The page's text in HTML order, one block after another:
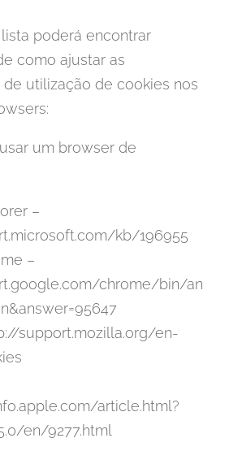
poderá encontrar
como ajustar as
utilização de cookies nos
um browser de
–
kb/196955
–
chrome/bin/an
support.mozilla.org/en-
article.html?
en/9277.html